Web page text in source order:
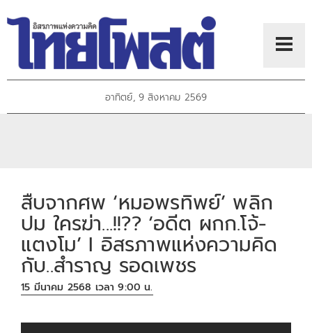
อาทิตย์, 9 สิงหาคม 2569
สืบจากศพ ‘หมอพรทิพย์’ พลิก
ปม ใครฆ่า...!!?? ‘อดีต ผกก.โจ้-
แตงโม’ I อิสรภาพแห่งความคิด
กับ..สำราญ รอดเพชร
15 มีนาคม 2568 เวลา 9:00 น.